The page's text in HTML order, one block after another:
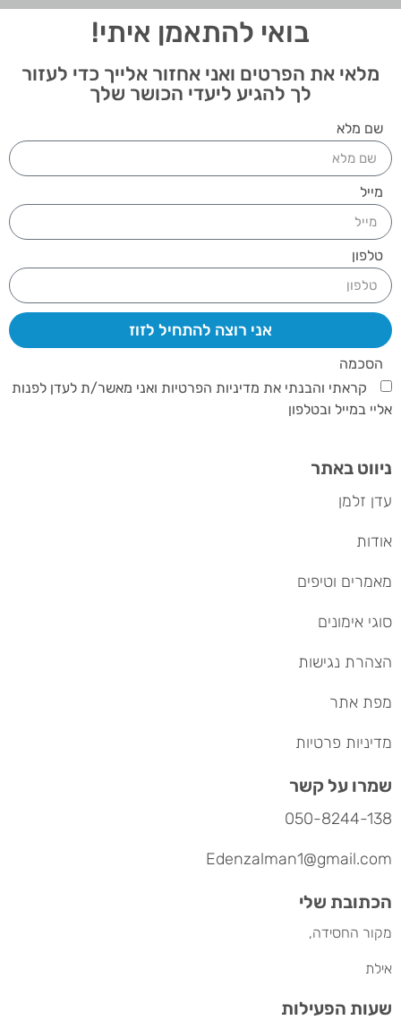
בואי להתאמן איתי!
מלאי את הפרטים ואני אחזור אלייך כדי לעזור
לך להגיע ליעדי הכושר שלך
שם מלא
מייל
טלפון
הסכמה
קראתי והבנתי את מדיניות הפרטיות ואני מאשר/ת לעדן לפנות
אליי במייל ובטלפון
אני רוצה להתחיל לזוז
ניווט באתר
הכתובת שלי
שמרו על קשר
שעות הפעילות
עדן זלמן
אודות
מאמרים וטיפים
סוגי אימונים
הצהרת נגישות
מפת אתר
מדיניות פרטיות
מקור החסידה,
אילת
050-8244-138
Edenzalman1@gmail.com